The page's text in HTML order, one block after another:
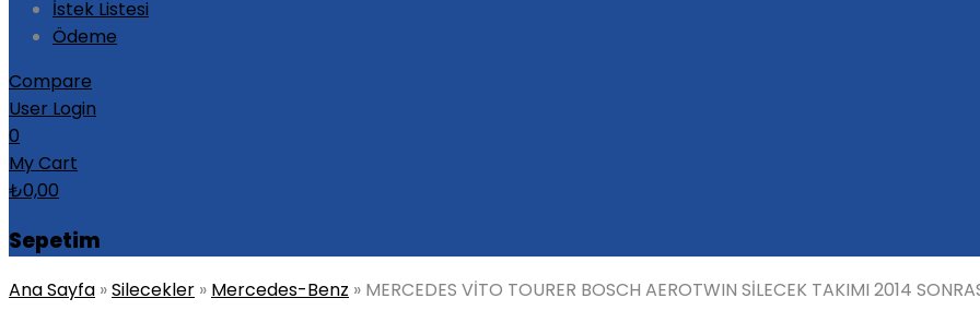
İstek Listesi
Ödeme
Compare
User Login
0
My Cart
₺0,00
Sepetim
Ana Sayfa »Silecekler » Mercedes-Benz » MERCEDES VİTO TOURER BOSCH AEROTWIN SİLECEK TAKIMI 2014